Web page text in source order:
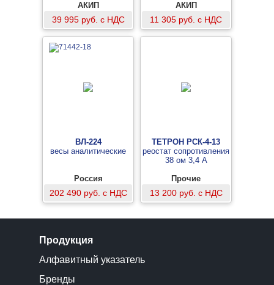
АКИП
39 995 руб. с НДС
АКИП
11 305 руб. с НДС
ВЛ-224
весы аналитические
Россия
202 490 руб. с НДС
ТЕТРОН РСК-4-13
реостат сопротивления
38 ом 3,4 А
Прочие
13 200 руб. с НДС
Продукция
Алфавитный указатель
Бренды